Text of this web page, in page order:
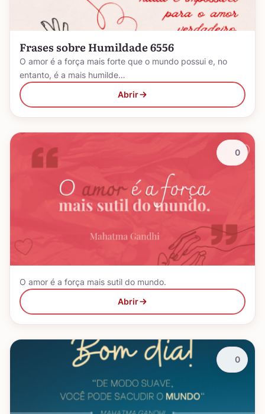
Frases sobre Humildade 6556
O amor é a força mais forte que o mundo possui e, no
entanto, é a mais humilde…
Abrir
O amor é a força mais sutil do mundo.
Abrir
0
0